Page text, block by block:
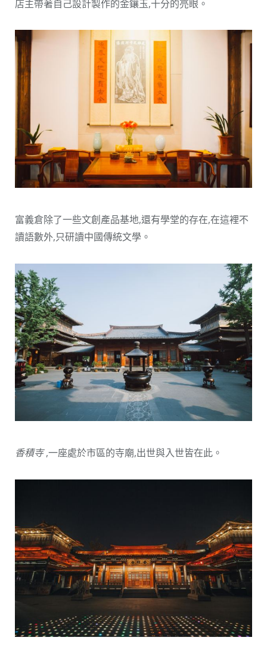
店主帶著自己設計製作的金鑲玉,十分的亮眼。
富義倉除了一些文創產品基地,還有學堂的存在,在這裡不
讀語數外,只研讀中國傳統文學。
香積寺,一座處於市區的寺廟,出世與入世皆在此。